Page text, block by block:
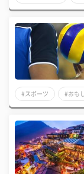
#スポーツ #おも